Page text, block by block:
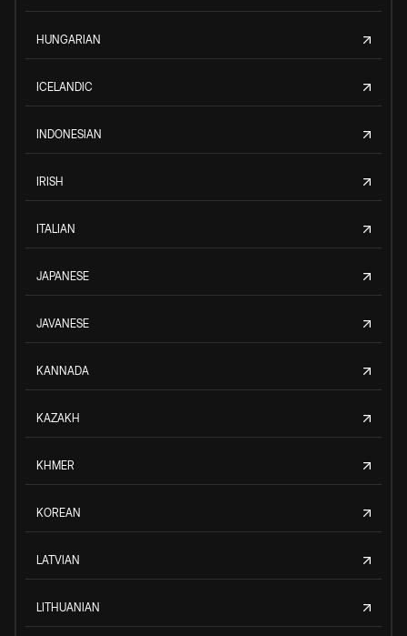
HUNGARIAN
ICELANDIC
INDONESIAN
IRISH
ITALIAN
JAPANESE
JAVANESE
KANNADA
KAZAKH
KHMER
KOREAN
LATVIAN
LITHUANIAN